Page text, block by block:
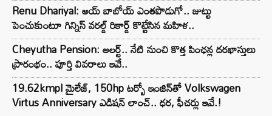
Renu Dhariyal: అయ్ బాబోయ్ ఎంతపొడుగో.. జుట్టు
పెంచుకుంటూ గిన్నిస్ వరల్డ్ రికార్డ్ కొట్టేసిన మహిళ..
Cheyutha Pension: అలర్ట్.. నేటి నుంచి కొత్త పింఛన్ల దరఖాస్తులు
ప్రారంభం.. పూర్తి వివరాలు ఇవే..
19.62kmpl మైలేజ్, 150hp టర్బో ఇంజిన్‌తో Volkswagen
Virtus Anniversary ఎడిషన్ లాంచ్.. ధర, ఫీచర్లు ఇవే.!